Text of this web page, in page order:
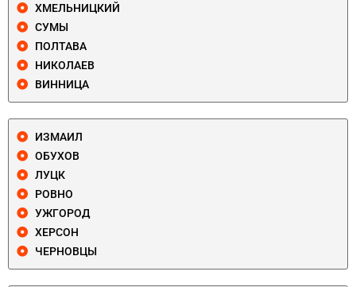
ХМЕЛЬНИЦКИЙ
СУМЫ
ПОЛТАВА
НИКОЛАЕВ
ВИННИЦА
ИЗМАИЛ
ОБУХОВ
ЛУЦК
РОВНО
УЖГОРОД
ХЕРСОН
ЧЕРНОВЦЫ